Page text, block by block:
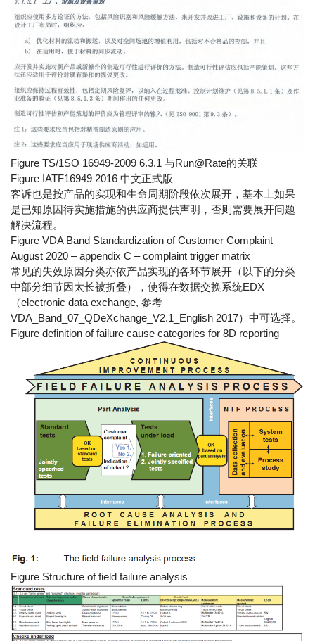
Figure TS/1SO 16949-2009 6.3.1 与Run@Rate的关联
Figure IATF16949 2016 中文正式版
客诉也是按产品的实现和生命周期阶段依次展开，基本上如果
是已知原因待实施措施的供应商提供声明，否则需要展开问题
解决流程。
Figure VDA Band Standardization of Customer Complaint
August 2020 – appendix C – complaint trigger matrix
常见的失效原因分类亦依产品实现的各环节展开（以下的分类
中部分细节因太长被折叠），使得在数据交换系统EDX
（electronic data exchange, 参考
VDA_Band_07_QDeXchange_V2.1_English 2017）中可选择。
Figure definition of failure cause categories for 8D reporting
Figure Structure of field failure analysis